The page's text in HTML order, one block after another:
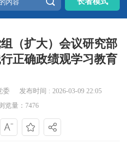
（扩大）会议研究部
正确政绩观学习教育
委
发布时间 : 2026-03-09 22:05
览量：7476